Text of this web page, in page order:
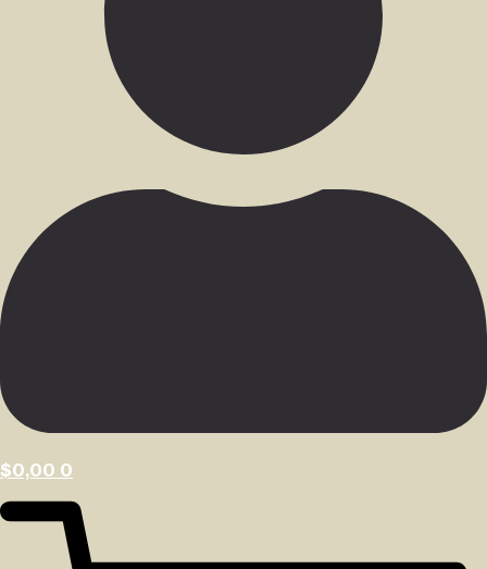
$0,00 0